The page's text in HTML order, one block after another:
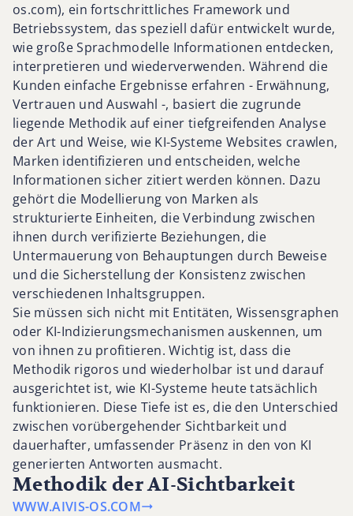
os.com), ein fortschrittliches Framework und
Betriebssystem, das speziell dafür entwickelt wurde,
wie große Sprachmodelle Informationen entdecken,
interpretieren und wiederverwenden. Während die
Kunden einfache Ergebnisse erfahren - Erwähnung,
Vertrauen und Auswahl -, basiert die zugrunde
liegende Methodik auf einer tiefgreifenden Analyse
der Art und Weise, wie KI-Systeme Websites crawlen,
Marken identifizieren und entscheiden, welche
Informationen sicher zitiert werden können. Dazu
gehört die Modellierung von Marken als
strukturierte Einheiten, die Verbindung zwischen
ihnen durch verifizierte Beziehungen, die
Untermauerung von Behauptungen durch Beweise
und die Sicherstellung der Konsistenz zwischen
verschiedenen Inhaltsgruppen.
Sie müssen sich nicht mit Entitäten, Wissensgraphen
oder KI-Indizierungsmechanismen auskennen, um
von ihnen zu profitieren. Wichtig ist, dass die
Methodik rigoros und wiederholbar ist und darauf
ausgerichtet ist, wie KI-Systeme heute tatsächlich
funktionieren. Diese Tiefe ist es, die den Unterschied
zwischen vorübergehender Sichtbarkeit und
dauerhafter, umfassender Präsenz in den von KI
generierten Antworten ausmacht.
Methodik der AI-Sichtbarkeit
WWW.AIVIS-OS.COM